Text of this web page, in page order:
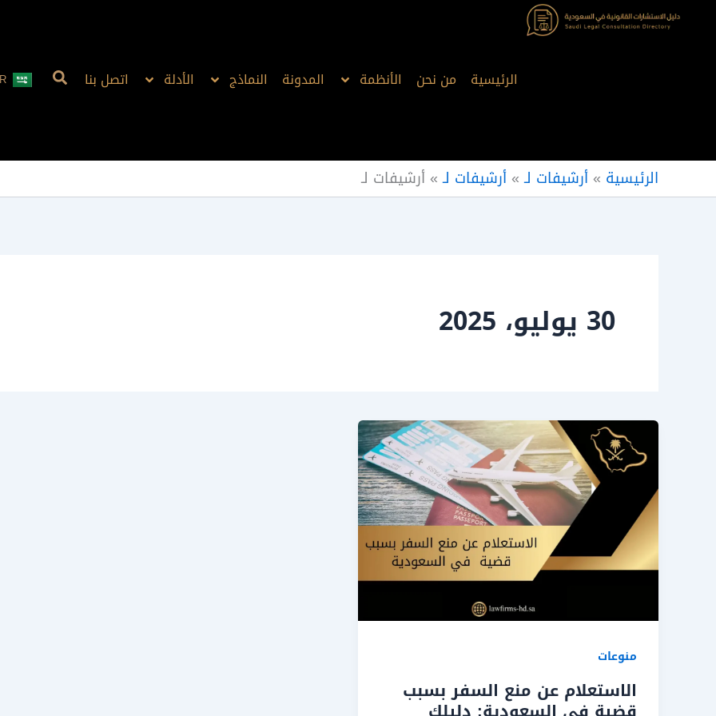
تخطي
الرئيسية من نحن الأنظمة المدونة النماذج الأدلة اتصل بنا
الرئيسية »أرشيفات لـ»أرشيفات لـ» أرشيفات لـ
30 يوليو، 2025
منوعات
الاستعلام عن منع السفر بسبب